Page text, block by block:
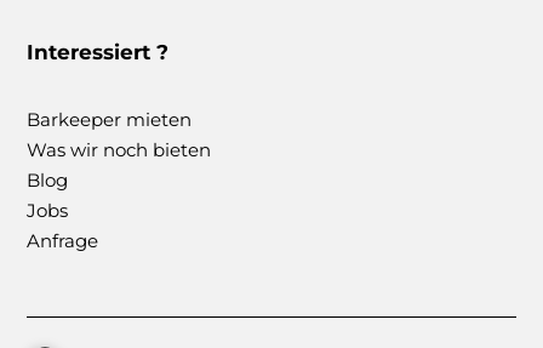
Interessiert ?
Barkeeper mieten
Was wir noch bieten
Blog
Jobs
Anfrage